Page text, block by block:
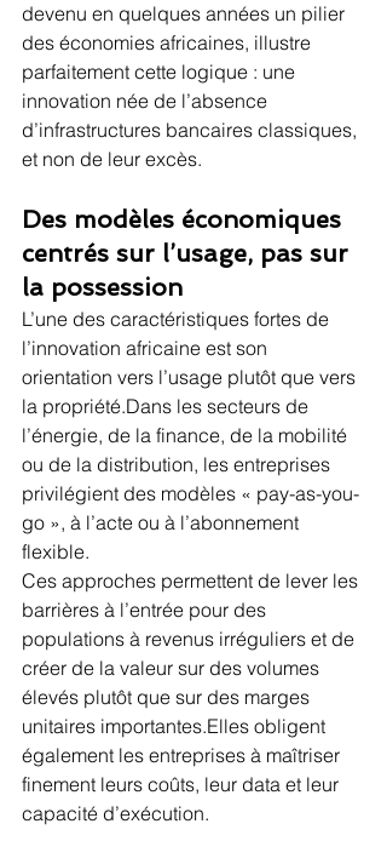
devenu en quelques années un pilier
des économies africaines, illustre
parfaitement cette logique : une
innovation née de l’absence
d’infrastructures bancaires classiques,
et non de leur excès.
Des modèles économiques
centrés sur l’usage, pas sur
la possession
L’une des caractéristiques fortes de
l’innovation africaine est son
orientation vers l’usage plutôt que vers
la propriété.Dans les secteurs de
l’énergie, de la finance, de la mobilité
ou de la distribution, les entreprises
privilégient des modèles « pay-as-you-
go », à l’acte ou à l’abonnement
flexible.
Ces approches permettent de lever les
barrières à l’entrée pour des
populations à revenus irréguliers et de
créer de la valeur sur des volumes
élevés plutôt que sur des marges
unitaires importantes.Elles obligent
également les entreprises à maîtriser
finement leurs coûts, leur data et leur
capacité d’exécution.